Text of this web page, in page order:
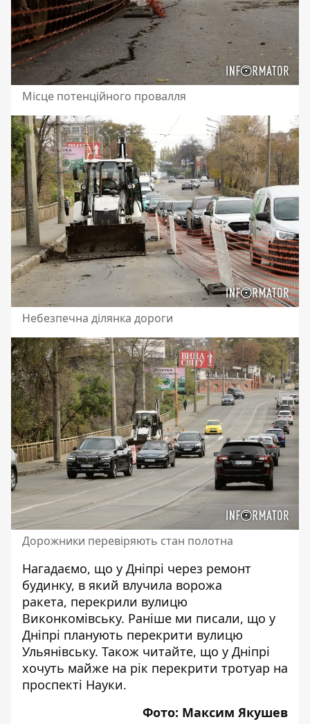
Місце потенційного провалля
Небезпечна ділянка дороги
Дорожники перевіряють стан полотна
Нагадаємо, що у Дніпрі через ремонт
будинку, в який влучила ворожа
ракета, перекрили вулицю
Виконкомівську. Раніше ми писали, що у
Дніпрі планують перекрити вулицю
Ульянівську. Також читайте, що у Дніпрі
хочуть майже на рік перекрити тротуар на
проспекті Науки.
Фото: Максим Якушев